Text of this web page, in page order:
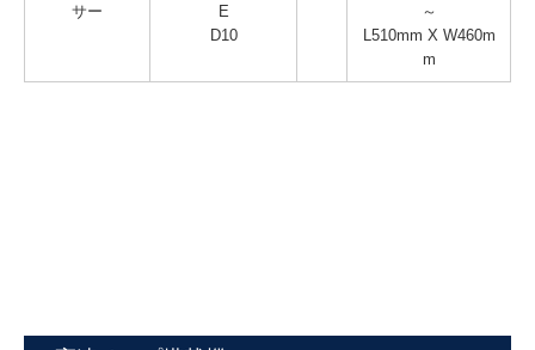
サー
E
D10
～
L510mm X W460m
m